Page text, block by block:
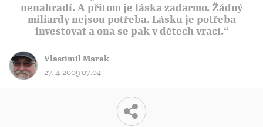
nenahradí. A přitom je láska zadarmo. Žádný
miliardy nejsou potřeba. Lásku je potřeba
investovat a ona se pak v dětech vrací.“
Vlastimil Marek
27. 4. 2009 07:04